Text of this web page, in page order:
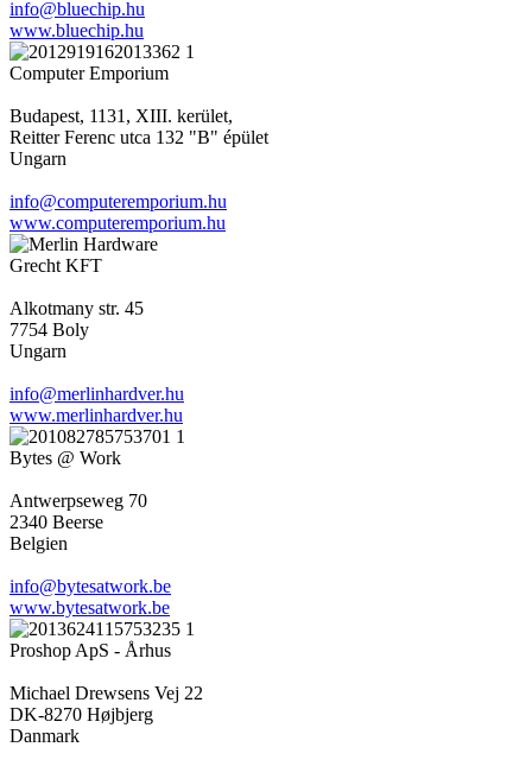
info@bluechip.hu
www.bluechip.hu
Computer Emporium
Budapest, 1131, XIII. kerület,
Reitter Ferenc utca 132 "B" épület
Ungarn
info@computeremporium.hu
www.computeremporium.hu
Grecht KFT
Alkotmany str. 45
7754 Boly
Ungarn
info@merlinhardver.hu
www.merlinhardver.hu
Bytes @ Work
Antwerpseweg 70
2340 Beerse
Belgien
info@bytesatwork.be
www.bytesatwork.be
Proshop ApS - Århus
Michael Drewsens Vej 22
DK-8270 Højbjerg
Danmark